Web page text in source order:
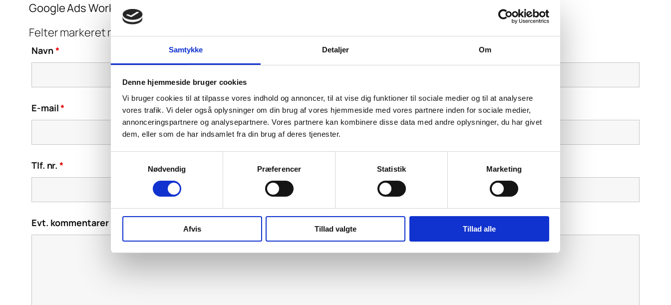
Samtykke Detaljer Om
Denne hjemmeside bruger cookies
Vi bruger cookies til at tilpasse vores indhold og annoncer, til at vise dig funktioner til sociale medier og til at analysere
vores trafik. Vi deler også oplysninger om din brug af vores hjemmeside med vores partnere inden for sociale medier,
annonceringspartnere og analysepartnere. Vores partnere kan kombinere disse data med andre oplysninger, du har givet
dem, eller som de har indsamlet fra din brug af deres tjenester.
Nødvendig
Præferencer Statistik Marketing
Afvis Tillad valgte Tillad alle
Google Ads Workshop tilmelding
Felter markeret med en*skal udfyldes
Navn*
E-mail*
Tlf. nr.*
Evt. kommentarer